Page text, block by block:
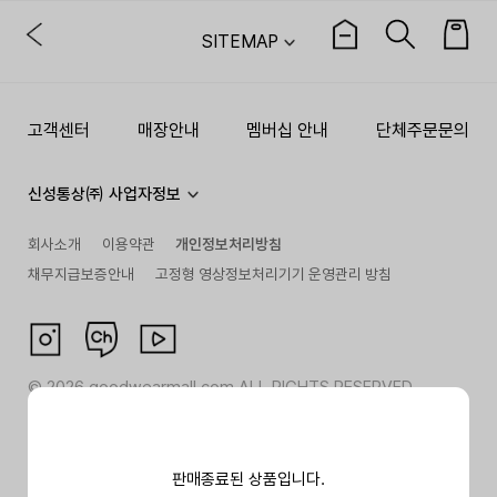
판매종료된 상품입니다.
SITEMAP
고객센터 매장안내 멤버십 안내 단체주문문의
신성통상㈜ 사업자정보
회사소개 이용약관
개인정보처리방침
채무지급보증안내
고정형 영상정보처리기기 운영관리 방침
©2026goodwearmall.com ALL RIGHTS RESERVED